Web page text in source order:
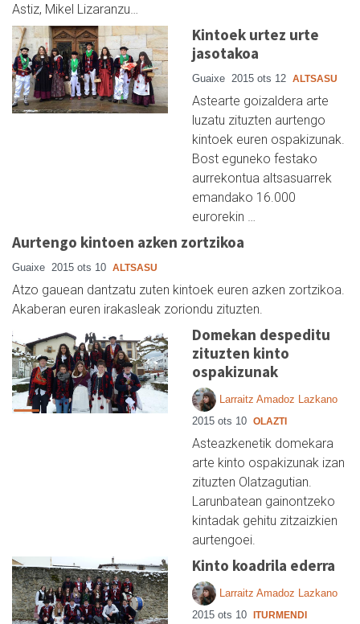
Astiz, Mikel Lizaranzu…
Kintoek urtez urte
jasotakoa
Guaixe 2015 ots 12 ALTSASU
Astearte goizaldera arte
luzatu zituzten aurtengo
kintoek euren ospakizunak.
Bost eguneko festako
aurrekontua altsasuarrek
emandako 16.000
eurorekin …
Aurtengo kintoen azken zortzikoa
Guaixe 2015 ots 10 ALTSASU
Atzo gauean dantzatu zuten kintoek euren azken zortzikoa.
Akaberan euren irakasleak zoriondu zituzten.
Domekan despeditu
zituzten kinto
ospakizunak
Larraitz Amadoz Lazkano
2015 ots 10 OLAZTI
Asteazkenetik domekara
arte kinto ospakizunak izan
zituzten Olatzagutian.
Larunbatean gainontzeko
kintadak gehitu zitzaizkien
aurtengoei.
Kinto koadrila ederra
Larraitz Amadoz Lazkano
2015 ots 10 ITURMENDI